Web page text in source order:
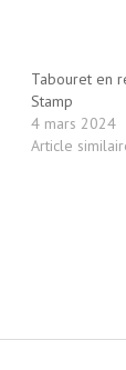
Tabouret en
Stamp
4 mars 2024
Article